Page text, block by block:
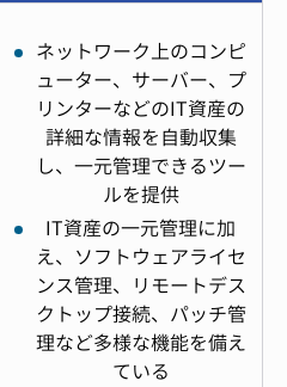
ネットワーク上のコンピ
ューター、サーバー、プ
リンターなどのIT資産の
詳細な情報を自動収集
し、一元管理できるツー
ルを提供
IT資産の一元管理に加
え、ソフトウェアライセ
ンス管理、リモートデス
クトップ接続、パッチ管
理など多様な機能を備え
ている